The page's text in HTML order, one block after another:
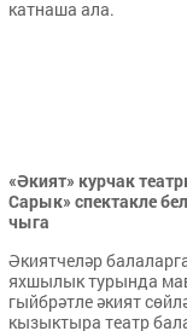
катнаша ала.
«Әкият» курчак
Сарык» спектакле
чыга
Әкиятчеләр
яхшылык турында
гыйбрәтле әкият
кызыктыра театр